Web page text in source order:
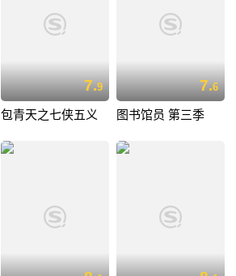
7.9
包青天之七侠五义
7.6
图书馆员 第三季